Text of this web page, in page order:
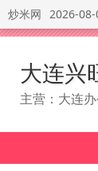
炒米网 2026-
大连兴
主营：大连